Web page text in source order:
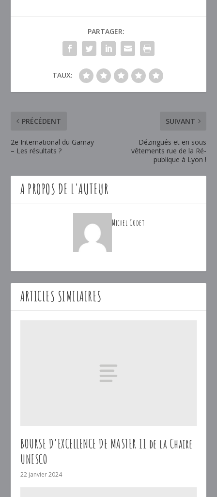
PARTAGER:
TAUX:
PRÉCÉDENT
2e International du Gamay
– Les résultats ?
SUIVANT
Dézingués et en sous
vêtements rue de la Ré-
publique à Lyon !
A PROPOS DE L'AUTEUR
Michel Godet
ARTICLES SIMILAIRES
BOURSE D’EXCELLENCE DE MASTER II de la Chaire
UNESCO
22 janvier 2024